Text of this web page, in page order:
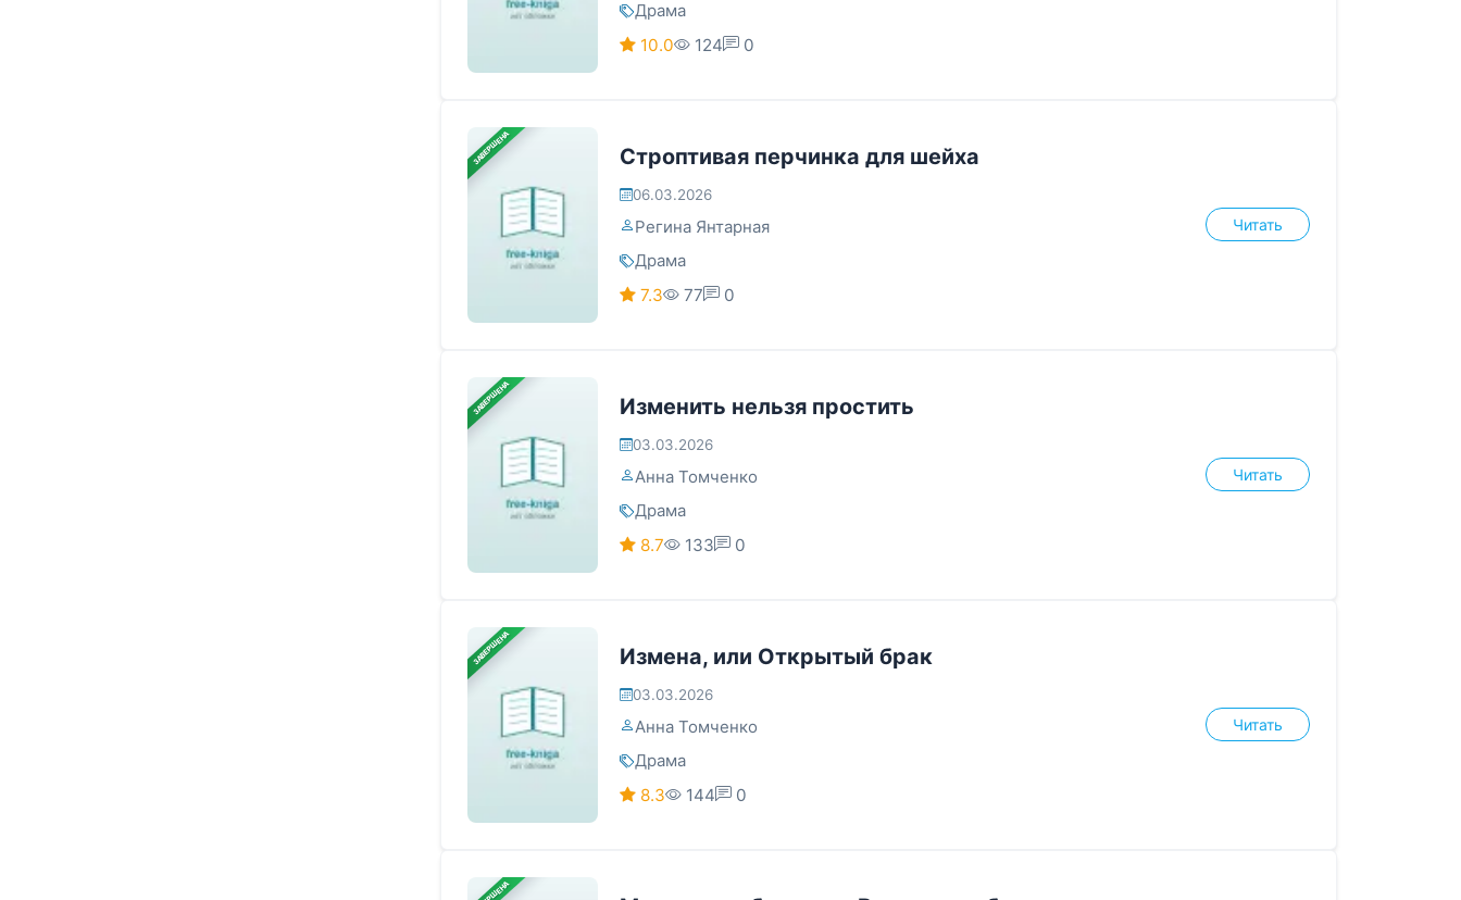
Драма
10.0
124 0
ЗАВЕРШЕНА Строптивая перчинка для шейха
06.03.2026
Регина Янтарная
Драма
7.3
77 0
Читать
ЗАВЕРШЕНА Изменить нельзя простить
03.03.2026
Анна Томченко
Драма
8.7
133 0
Читать
ЗАВЕРШЕНА Измена, или Открытый брак
03.03.2026
Анна Томченко
Драма
8.3
144 0
Читать